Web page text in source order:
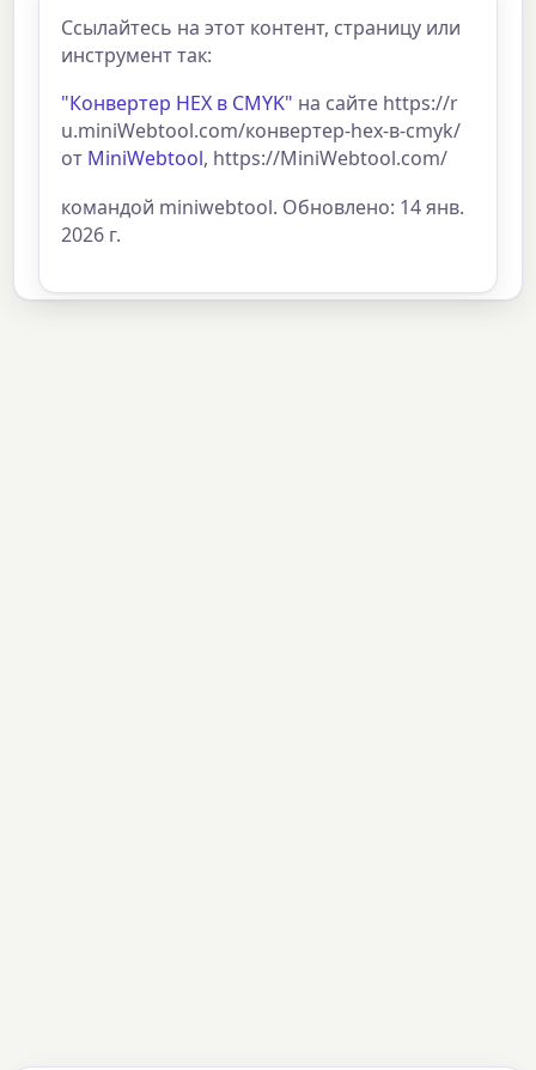
Ссылайтесь на этот контент, страницу или
инструмент так:
"Конвертер HEX в CMYK" на сайте https://r
u.miniWebtool.com/конвертер-hex-в-cmyk/
от MiniWebtool, https://MiniWebtool.com/
командой miniwebtool. Обновлено: 14 янв.
2026 г.